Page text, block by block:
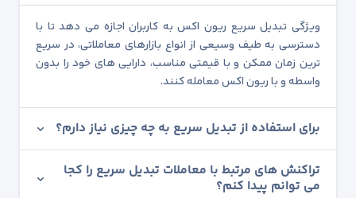
ویژگی تبدیل سریع ریون اکس به کاربران اجازه می دهد تا با
دسترسی به طیف وسیعی از انواع بازارهای معاملاتی، در سریع
ترین زمان ممکن و با قیمتی مناسب، دارایی های خود را بدون
واسطه و با ریون اکس معامله کنند.
برای استفاده از تبدیل سریع به چه چیزی نیاز دارم؟
تراکنش های مرتبط با معاملات تبدیل سریع را کجا
می توانم پیدا کنم؟